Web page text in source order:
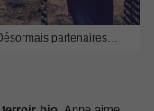
partenaires…